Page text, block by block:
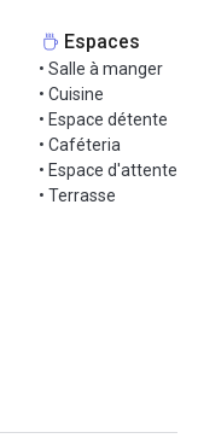
demeure la
! N'hésitez pas à
Espaces
• Salle à manger
• Cuisine
• Espace détente
• Caféteria
• Espace d'attente
• Terrasse